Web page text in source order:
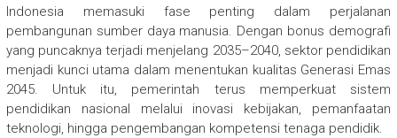
Indonesia memasuki fase penting dalam perjalanan
pembangunan sumber daya manusia. Dengan bonus demografi
yang puncaknya terjadi menjelang 2035–2040, sektor pendidikan
menjadi kunci utama dalam menentukan kualitas Generasi Emas
2045. Untuk itu, pemerintah terus memperkuat sistem
pendidikan nasional melalui inovasi kebijakan, pemanfaatan
teknologi, hingga pengembangan kompetensi tenaga pendidik.